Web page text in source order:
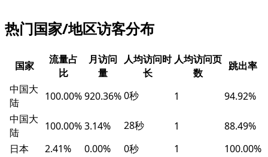
热门国家/地区访客分布
国家
流量占
比
月访问
量
人均访问时
长
人均访问页
数
跳出率
中国大
陆
100.00%920.36%0秒 1
94.92%
中国大
陆
100.00%3.14% 28秒 1
88.49%
日本
2.41% 0.00% 0秒 1
100.00%